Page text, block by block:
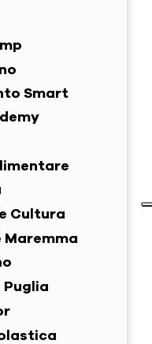
Smart
Cultura
Maremma
Puglia